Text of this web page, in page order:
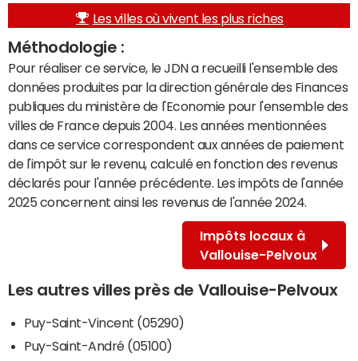
Les villes où vivent les plus riches
Méthodologie :
Pour réaliser ce service, le JDN a recueilli l'ensemble des
données produites par la direction générale des Finances
publiques du ministère de l'Economie pour l'ensemble des
villes de France depuis 2004. Les années mentionnées
dans ce service correspondent aux années de paiement
de l'impôt sur le revenu, calculé en fonction des revenus
déclarés pour l'année précédente. Les impôts de l'année
2025 concernent ainsi les revenus de l'année 2024.
Impôts locaux à
Vallouise-Pelvoux
Les autres villes près de Vallouise-Pelvoux
Puy-Saint-Vincent (05290)
Puy-Saint-André (05100)